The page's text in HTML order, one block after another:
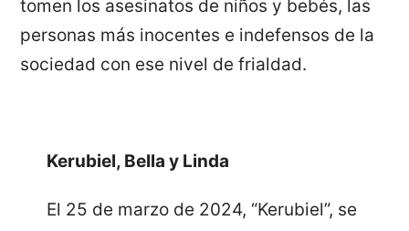
tomen los asesinatos de niños y bebés, las
personas más inocentes e indefensos de la
sociedad con ese nivel de frialdad.
Kerubiel, Bella y Linda
El 25 de marzo de 2024, “Kerubiel”, se